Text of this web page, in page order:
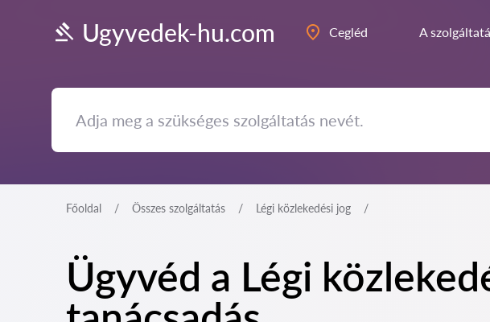
Ugyvedek-hu.com Cegléd A
Főoldal Összes szolgáltatás Légi közlekedési jog
Ügyvéd a Légi